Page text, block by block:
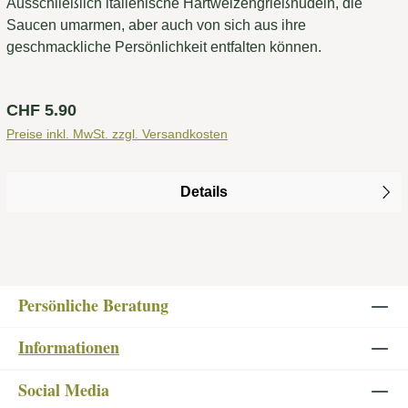
Saucen umarmen, aber auch von sich aus ihre
geschmackliche Persönlichkeit entfalten können.
Regulärer Preis:
CHF 5.90
Preise inkl. MwSt. zzgl. Versandkosten
Details
Persönliche Beratung
Informationen
Social Media